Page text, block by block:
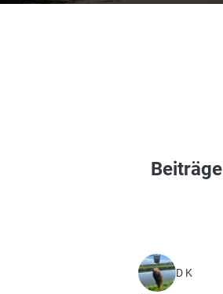
Beiträge
D K